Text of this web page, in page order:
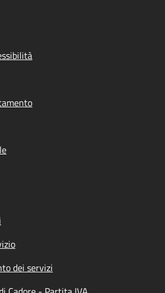
dei servizi